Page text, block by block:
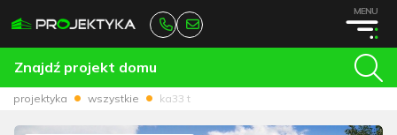
MENU
Znajdź projekt domu
projektyka wszystkie ka33 t